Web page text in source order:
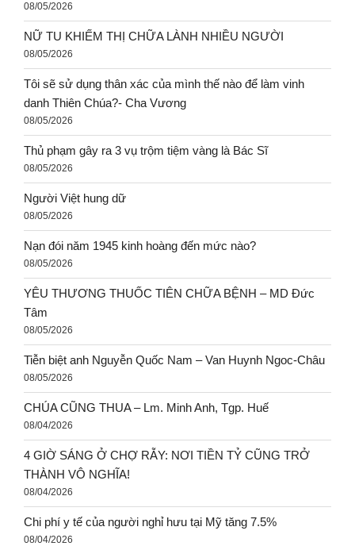
08/05/2026
NỮ TU KHIẾM THỊ CHỮA LÀNH NHIỀU NGƯỜI
08/05/2026
Tôi sẽ sử dụng thân xác của mình thế nào để làm vinh
danh Thiên Chúa?- Cha Vương
08/05/2026
Thủ phạm gây ra 3 vụ trộm tiệm vàng là Bác Sĩ
08/05/2026
Người Việt hung dữ
08/05/2026
Nạn đói năm 1945 kinh hoàng đến mức nào?
08/05/2026
YÊU THƯƠNG THUỐC TIÊN CHỮA BỆNH – MD Đức
Tâm
08/05/2026
Tiễn biệt anh Nguyễn Quốc Nam – Van Huynh Ngoc-Châu
08/05/2026
CHÚA CŨNG THUA – Lm. Minh Anh, Tgp. Huế
08/04/2026
4 GIỜ SÁNG Ở CHỢ RẪY: NƠI TIỀN TỶ CŨNG TRỞ
THÀNH VÔ NGHĨA!
08/04/2026
Chi phí y tế của người nghỉ hưu tại Mỹ tăng 7.5%
08/04/2026